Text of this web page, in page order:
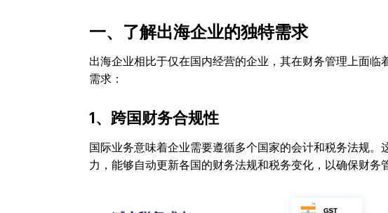
一、了解出海企业的独特需求
出海企业相比于仅在国内经营的企业，其在财务管理上面
需求：
1、跨国财务合规性
国际业务意味着企业需要遵循多个国家的会计和税务法规
力，能够自动更新各国的财务法规和税务变化，以确保财务